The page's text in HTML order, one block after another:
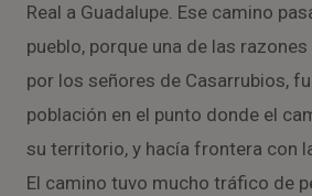
Real a Guadalupe. Ese camino
pueblo, porque una de las
por los señores de Casarrubios,
población en el punto donde el
su territorio, y hacía frontera con
El camino tuvo mucho tráfico de